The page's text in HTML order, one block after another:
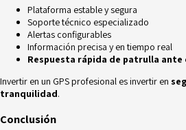
Plataforma estable y segura
Soporte técnico especializado
Alertas configurables
Información precisa y en tiempo real
Respuesta rápida de patrulla ante
Invertir en un GPS profesional es invertir en
tranquilidad.
Conclusión